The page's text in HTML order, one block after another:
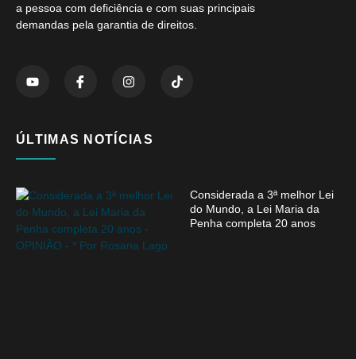
a pessoa com deficiência e com suas principais
demandas pela garantia de direitos.
ÚLTIMAS NOTÍCIAS
Considerada a 3ª melhor Lei
do Mundo, a Lei Maria da
Penha completa 20 anos